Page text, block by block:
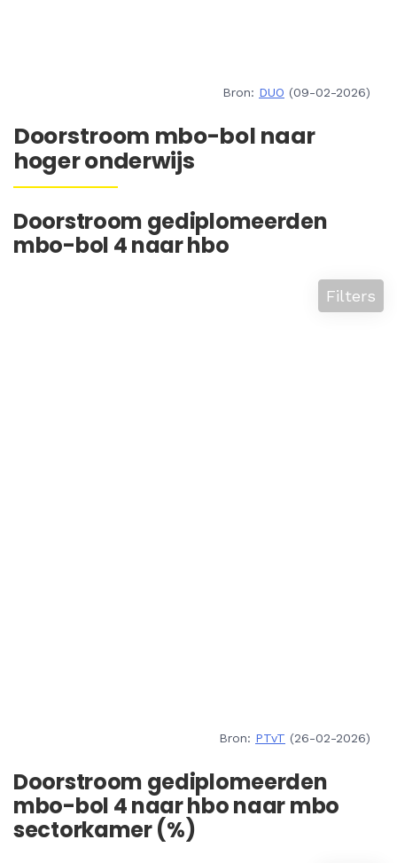
Bron: DUO (09-02-2026)
Doorstroom mbo-bol naar
hoger onderwijs
Doorstroom gediplomeerden
mbo-bol 4 naar hbo
Filters
Bron: PTvT (26-02-2026)
Doorstroom gediplomeerden
mbo-bol 4 naar hbo naar mbo
sectorkamer (%)